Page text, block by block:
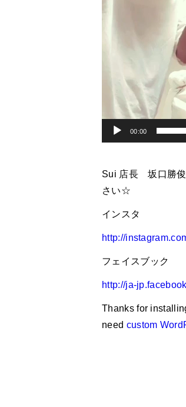
00:00
Sui 店長 坂口勝俊
さい☆
インスタ
http://
フェイスブック
http://ja-
Thanks for
need custom